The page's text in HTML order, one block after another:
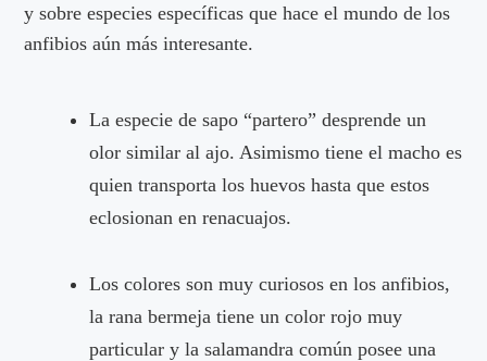
y sobre especies específicas que hace el mundo de los
anfibios aún más interesante.
La especie de sapo “partero” desprende un
olor similar al ajo. Asimismo tiene el macho es
quien transporta los huevos hasta que estos
eclosionan en renacuajos.
Los colores son muy curiosos en los anfibios,
la rana bermeja tiene un color rojo muy
particular y la salamandra común posee una